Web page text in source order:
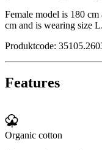
Female model is 180
cm and is wearing size L.
Produktcode:
Features
Organic cotton